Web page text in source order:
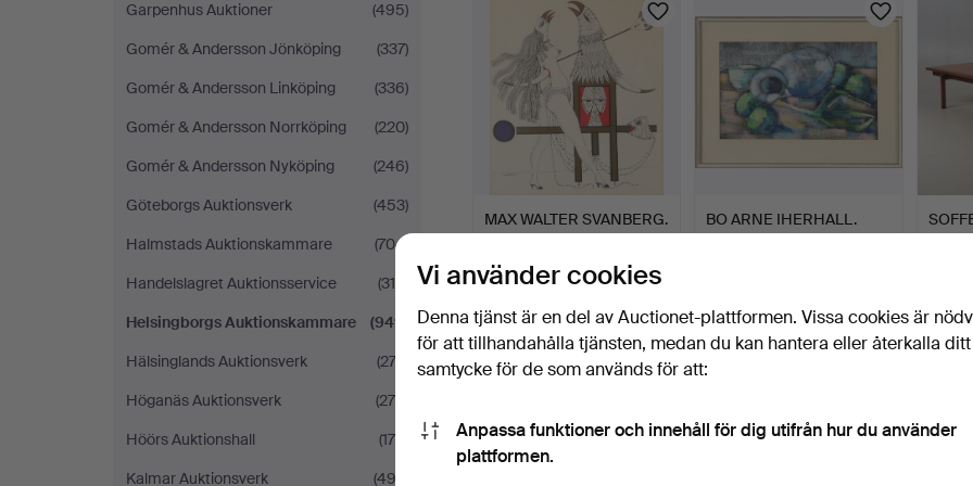
Garpenhus Auktioner
(495)
Gomér & Andersson Jönköping
(337)
Gomér & Andersson Linköping
(336)
Gomér & Andersson Norrköping
(220)
Gomér & Andersson Nyköping
(246)
Göteborgs Auktionsverk
(453)
Halmstads Auktionskammare
(704)
Handelslagret Auktionsservice
(310)
Helsingborgs Auktionskammare
(949)
Hälsinglands Auktionsverk
(274)
Höganäs Auktionsverk
(270)
Höörs Auktionshall
(179)
Kalmar Auktionsverk
(492)
MAX WALTER SVANBERG.
3 tim 59 min
Värdering
64 USD
BO ARNE IHERHALL.
43 USD 327
Vi använder cookies
Denna tjänst är en del av Auctionet-plattformen. Vissa cookies är
för att tillhandahålla tjänsten, medan du kan hantera eller återkalla ditt
samtycke för de som används för att:
Anpassa funktioner och innehåll för dig utifrån hur du använder
plattformen.